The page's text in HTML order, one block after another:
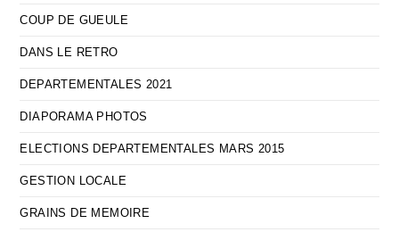
COUP DE GUEULE
DANS LE RETRO
DEPARTEMENTALES 2021
DIAPORAMA PHOTOS
ELECTIONS DEPARTEMENTALES MARS 2015
GESTION LOCALE
GRAINS DE MEMOIRE